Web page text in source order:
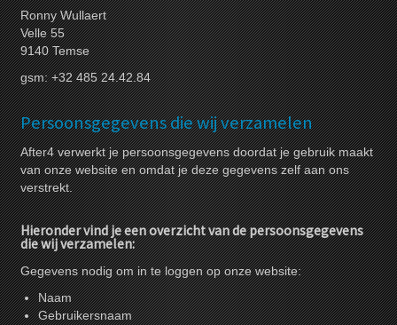
Ronny Wullaert
Velle 55
9140 Temse
gsm: +32 485 24.42.84
Persoonsgegevens die wij verzamelen
After4 verwerkt je persoonsgegevens doordat je gebruik maakt
van onze website en omdat je deze gegevens zelf aan ons
verstrekt.
Hieronder vind je een overzicht van de persoonsgegevens
die wij verzamelen:
Gegevens nodig om in te loggen op onze website:
Naam
Gebruikersnaam